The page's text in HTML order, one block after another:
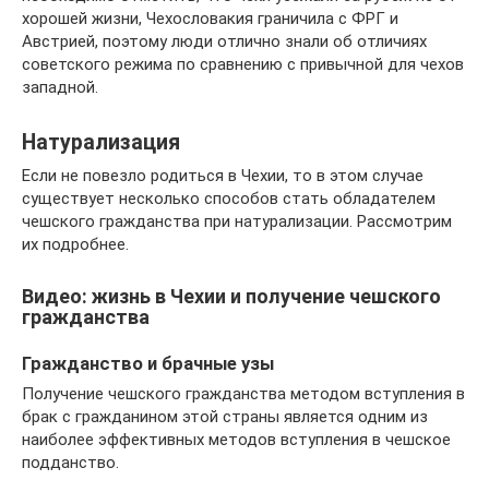
хорошей жизни, Чехословакия граничила с ФРГ и
Австрией, поэтому люди отлично знали об отличиях
советского режима по сравнению с привычной для чехов
западной.
Натурализация
Если не повезло родиться в Чехии, то в этом случае
существует несколько способов стать обладателем
чешского гражданства при натурализации. Рассмотрим
их подробнее.
Видео: жизнь в Чехии и получение чешского
гражданства
Гражданство и брачные узы
Получение чешского гражданства методом вступления в
брак с гражданином этой страны является одним из
наиболее эффективных методов вступления в чешское
подданство.